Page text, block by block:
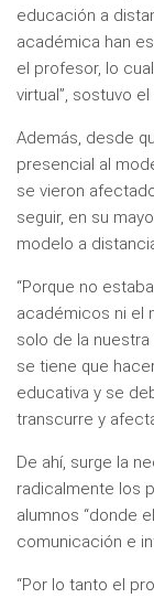
educación a
académica han
el profesor, lo
virtual”, sostuvo
Además, desde
presencial al
se vieron
seguir, en su
modelo a
“Porque no
académicos ni el
solo de la
se tiene que
educativa y se
transcurre y
De ahí, surge la
radicalmente los
alumnos “donde
comunicación e
“Por lo tanto el